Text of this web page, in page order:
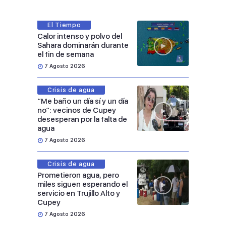
El Tiempo
Calor intenso y polvo del
Sahara dominarán durante
el fin de semana
7 Agosto 2026
Crisis de agua
“Me baño un día sí y un día
no”: vecinos de Cupey
desesperan por la falta de
agua
7 Agosto 2026
Crisis de agua
Prometieron agua, pero
miles siguen esperando el
servicio en Trujillo Alto y
Cupey
7 Agosto 2026